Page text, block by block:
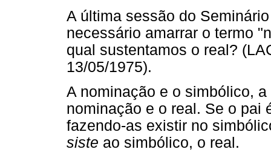
A última sessão do
necessário amarrar o termo
qual sustentamos o real?
13/05/1975).
A nominação e o simbólico,
nominação e o real. Se o pai
fazendo-as existir no
siste ao simbólico, o real.